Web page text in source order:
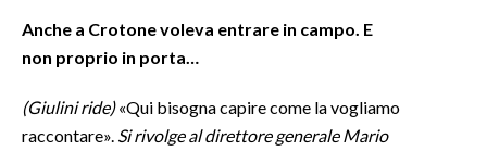
Anche a Crotone voleva entrare in campo. E
non proprio in porta…
(Giuliniride)«Qui bisogna capire come la vogliamo
raccontare». Si rivolge al direttore generale Mario